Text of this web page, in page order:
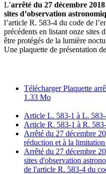
L’arrêté du 27 décembre
sites d’observation
l’article R. 583-4 du code de
précédents en listant onze sites
être protégés de la lumière
Une plaquette de présentation
Télécharger Plaquette
1.33 Mo
Article L. 583-1 à L.
Article R. 583-1 à R.
Arrêté du 27 décembre
réduction et à la
Arrêté du 27 décembre
sites d'observation
de l'article R. 583-4 du